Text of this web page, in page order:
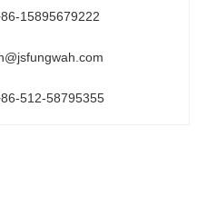
15895679222
512-58795355